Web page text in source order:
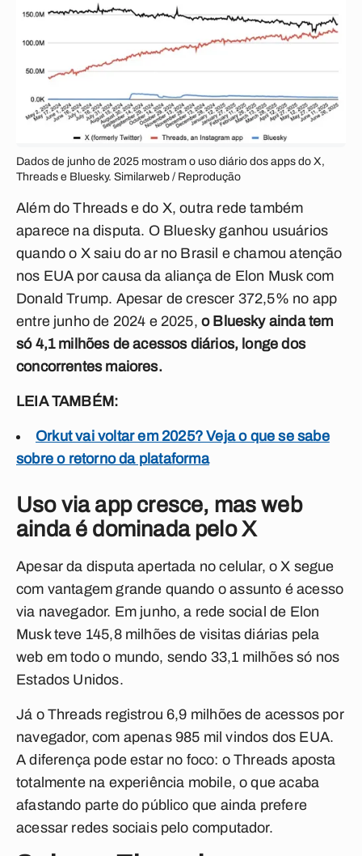
Dados de junho de 2025 mostram o uso diário dos apps do X,
Threads e Bluesky. Similarweb / Reprodução
Além do Threads e do X, outra rede também
aparece na disputa. O Blueskyganhou usuários
quando o X saiu do ar no Brasil e chamou atenção
nos EUA por causa da aliança de Elon Musk com
Donald Trump. Apesar de crescer 372,5% no app
entre junho de 2024 e 2025, o Bluesky ainda tem
só 4,1 milhões de acessos diários, longe dos
concorrentes maiores.
LEIA TAMBÉM:
Orkut vai voltar em 2025? Veja o que se sabe
sobre o retorno da plataforma
Uso via app cresce, mas web
ainda é dominada pelo X
Apesar da disputa apertada no celular, o X segue
com vantagem grande quando o assunto é acesso
via navegador. Em junho, a rede social de Elon
Musk teve 145,8 milhões de visitas diárias pela
web em todo o mundo, sendo 33,1 milhões só nos
Estados Unidos.
Já o Threads registrou 6,9 milhões de acessos por
navegador, com apenas 985 mil vindos dos EUA.
A diferença pode estar no foco: o Threads aposta
totalmente na experiência mobile, o que acaba
afastando parte do público que ainda prefere
acessar redes sociais pelo computador.